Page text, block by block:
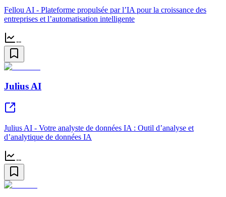
Fellou AI - Plateforme propulsée par l’IA pour la croissance des
entreprises et l’automatisation intelligente
--
Julius AI
Julius AI - Votre analyste de données IA : Outil d’analyse et
d’analytique de données IA
--